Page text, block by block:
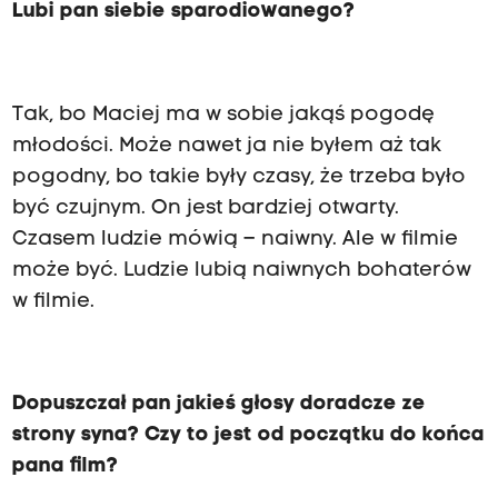
Lubi pan siebie sparodiowanego?
Tak, bo Maciej ma w sobie jakąś pogodę
młodości. Może nawet ja nie byłem aż tak
pogodny, bo takie były czasy, że trzeba było
być czujnym. On jest bardziej otwarty.
Czasem ludzie mówią – naiwny. Ale w filmie
może być. Ludzie lubią naiwnych bohaterów
w filmie.
Dopuszczał pan jakieś głosy doradcze ze
strony syna? Czy to jest od początku do końca
pana film?